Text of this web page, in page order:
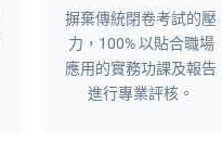
摒棄傳統閉卷考試的壓
力，100% 以貼合職場
應用的實務功課及報告
進行專業評核。